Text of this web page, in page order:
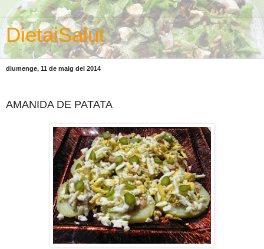
DietaiSalut
diumenge, 11 de maig del 2014
AMANIDA DE PATATA